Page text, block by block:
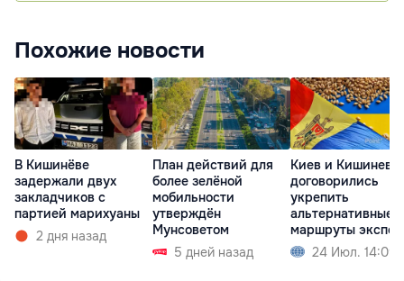
Похожие новости
В Кишинёве
задержали двух
закладчиков с
партией марихуаны
2 дня назад
План действий для
более зелёной
мобильности
утверждён
Мунсоветом
5 дней назад
Киев и Кишинев
договорились
укрепить
альтернативные
маршруты
зерна24 Июл. 14:09